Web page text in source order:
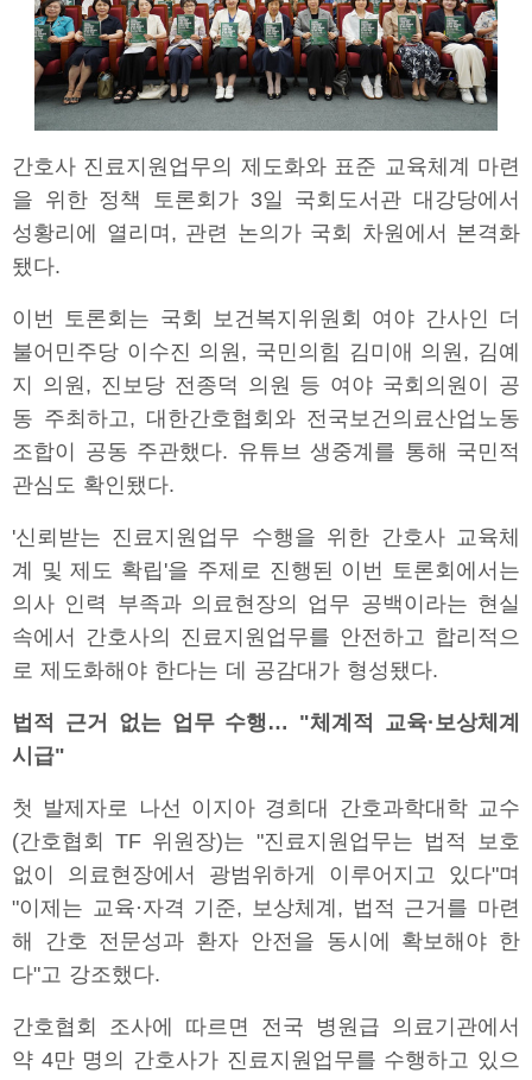
간호사 진료지원업무의 제도화와 표준 교육체계 마련
을 위한 정책 토론회가 3일 국회도서관 대강당에서
성황리에 열리며, 관련 논의가 국회 차원에서 본격화
됐다.
이번 토론회는 국회 보건복지위원회 여야 간사인 더
불어민주당 이수진 의원, 국민의힘 김미애 의원, 김예
지 의원, 진보당 전종덕 의원 등 여야 국회의원이 공
동 주최하고, 대한간호협회와 전국보건의료산업노동
조합이 공동 주관했다. 유튜브 생중계를 통해 국민적
관심도 확인됐다.
'신뢰받는 진료지원업무 수행을 위한 간호사 교육체
계 및 제도 확립'을 주제로 진행된 이번 토론회에서는
의사 인력 부족과 의료현장의 업무 공백이라는 현실
속에서 간호사의 진료지원업무를 안전하고 합리적으
로 제도화해야 한다는 데 공감대가 형성됐다.
법적 근거 없는 업무 수행… "체계적 교육·보상체계
시급"
첫 발제자로 나선 이지아 경희대 간호과학대학 교수
(간호협회 TF 위원장)는 "진료지원업무는 법적 보호
없이 의료현장에서 광범위하게 이루어지고 있다"며
"이제는 교육·자격 기준, 보상체계, 법적 근거를 마련
해 간호 전문성과 환자 안전을 동시에 확보해야 한
다"고 강조했다.
간호협회 조사에 따르면 전국 병원급 의료기관에서
약 4만 명의 간호사가 진료지원업무를 수행하고 있으